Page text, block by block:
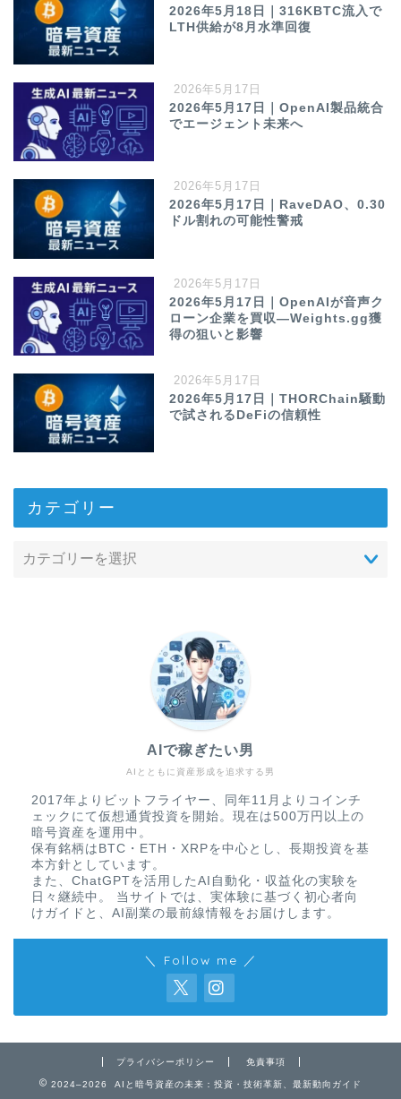
2026年5月18日｜316KBTC流入で
LTH供給が8月水準回復
2026年5月17日
2026年5月17日｜OpenAI製品統合
でエージェント未来へ
2026年5月17日
2026年5月17日｜RaveDAO、0.30
ドル割れの可能性警戒
2026年5月17日
2026年5月17日｜OpenAIが音声ク
ローン企業を買収—Weights.gg獲
得の狙いと影響
2026年5月17日
2026年5月17日｜THORChain騒動
で試されるDeFiの信頼性
カテゴリー
AIとともに資産形成を追求する男
AIで稼ぎたい男
2017年よりビットフライヤー、同年11月よりコインチ
ェックにて仮想通貨投資を開始。現在は500万円以上の
暗号資産を運用中。
保有銘柄はBTC・ETH・XRPを中心とし、長期投資を基
本方針としています。
また、ChatGPTを活用したAI自動化・収益化の実験を
日々継続中。 当サイトでは、実体験に基づく初心者向
けガイドと、AI副業の最前線情報をお届けします。
＼ Follow me ／
プライバシーポリシー 免責事項
2024–2026 AIと暗号資産の未来：投資・技術革新、最新動向ガイド
免責事項